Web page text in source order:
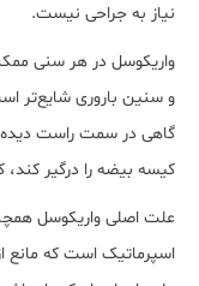
نیاز به جراحی نیست.
واریکوسل در هر سنی
و سنین باروری شایع‌تر
گاهی در سمت راست دیده
کیسه بیضه را درگیر
علت اصلی واریکوسل